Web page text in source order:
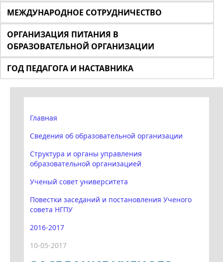
МЕЖДУНАРОДНОЕ СОТРУДНИЧЕСТВО
ОРГАНИЗАЦИЯ ПИТАНИЯ В
ОБРАЗОВАТЕЛЬНОЙ ОРГАНИЗАЦИИ
ГОД ПЕДАГОГА И НАСТАВНИКА
Главная
Сведения об образовательной организации
Структура и органы управления
образовательной организацией
Ученый совет университета
Повестки заседаний и постановления Ученого
совета НГПУ
2016-2017
10-05-2017